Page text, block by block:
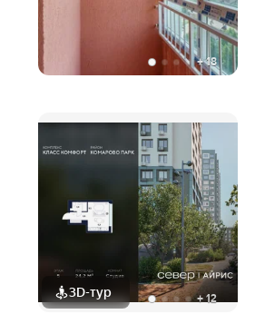
+18
3D-тур + 12